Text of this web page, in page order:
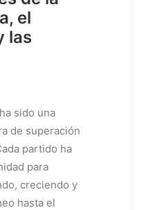
el
las
ha sido una
de superación
partido ha
para
creciendo y
hasta el